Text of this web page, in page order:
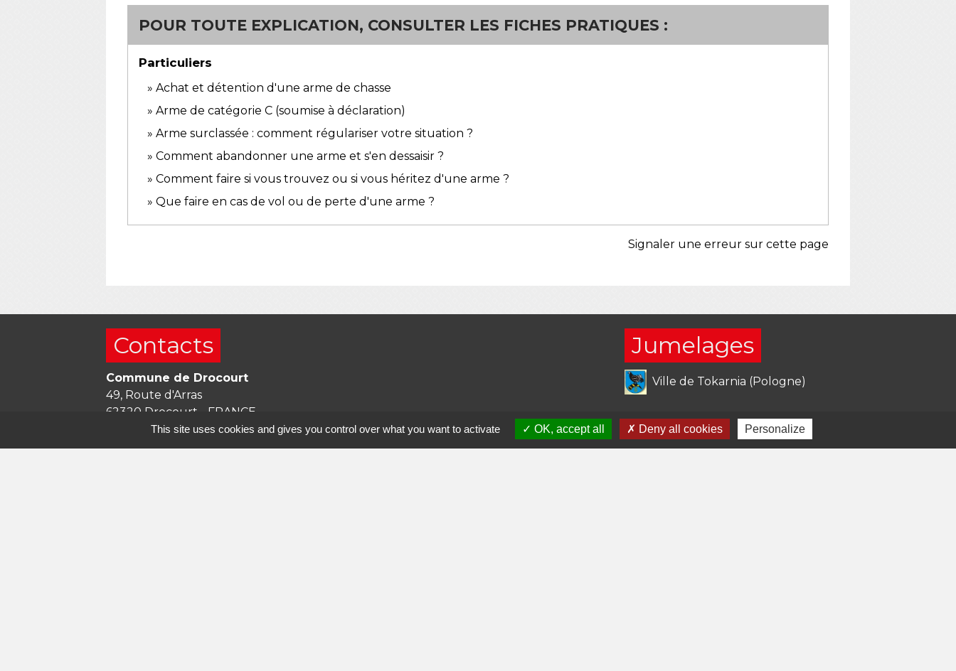
POUR TOUTE EXPLICATION, CONSULTER LES FICHES PRATIQUES :
Particuliers
Achat et détention d'une arme de chasse
Arme de catégorie C (soumise à déclaration)
Arme surclassée : comment régulariser votre situation ?
Comment abandonner une arme et s'en dessaisir ?
Comment faire si vous trouvez ou si vous héritez d'une arme ?
Que faire en cas de vol ou de perte d'une arme ?
Signaler une erreur sur cette page
Contacts
Commune de Drocourt
49, Route d'Arras
62320 Drocourt - FRANCE
+33 3 21 13 99 20
Contact par formulaire
Jumelages
Ville de Tokarnia (Pologne)
This site uses cookies and gives you control over what you want to activate OK, accept all Deny all cookies Personalize